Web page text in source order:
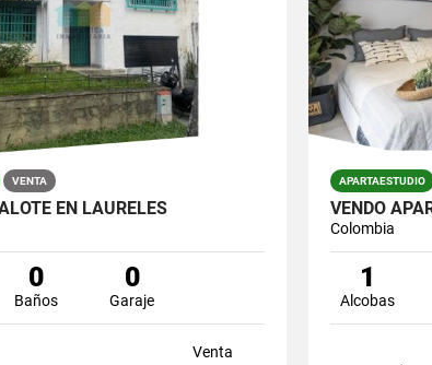
VENTA
EN LAURELES
0
Baños
0
Garaje
Venta
APARTAESTUDIO
Colombia
1
Alcobas